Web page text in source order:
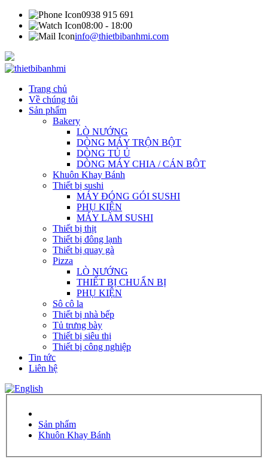
0938 915 691
08:00 - 18:00
info@thietbibanhmi.com
Trang chủ
Về chúng tôi
Sản phẩm
Bakery
LÒ NƯỚNG
DÒNG MÁY TRỘN BỘT
DÒNG TỦ Ủ
DÒNG MÁY CHIA / CÁN BỘT
Khuôn Khay Bánh
Thiết bị sushi
MÁY ĐÓNG GÓI SUSHI
PHỤ KIỆN
MÁY LÀM SUSHI
Thiết bị thịt
Thiết bị đông lạnh
Thiết bị quay gà
Pizza
LÒ NƯỚNG
THIẾT BỊ CHUẨN BỊ
PHỤ KIỆN
Sô cô la
Thiết bị nhà bếp
Tủ trưng bày
Thiết bị siêu thị
Thiết bị công nghiệp
Tin tức
Liên hệ
Sản phẩm
Khuôn Khay Bánh